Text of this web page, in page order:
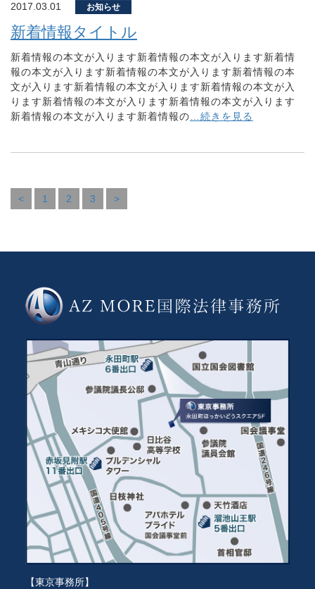
2017.03.01 お知らせ
新着情報タイトル
新着情報の本文が入ります新着情報の本文が入ります新着情
報の本文が入ります新着情報の本文が入ります新着情報の本
文が入ります新着情報の本文が入ります新着情報の本文が入
ります新着情報の本文が入ります新着情報の本文が入ります
新着情報の本文が入ります新着情報の …続きを見る
< 1 2 3 >
【東京事務所】